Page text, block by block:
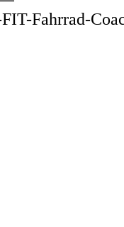
Fahrrad-